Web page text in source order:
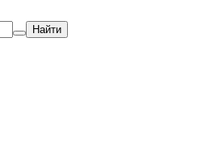
Найти